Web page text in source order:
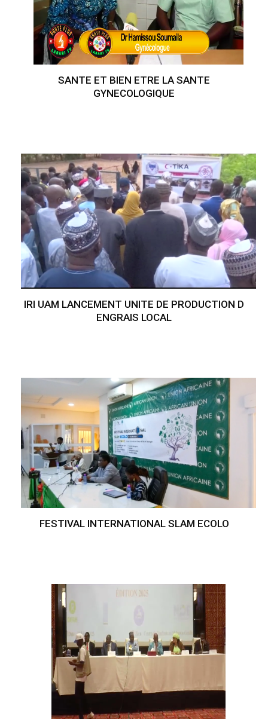
SANTE ET BIEN ETRE LA SANTE
GYNECOLOGIQUE
IRI UAM LANCEMENT UNITE DE PRODUCTION D
ENGRAIS LOCAL
FESTIVAL INTERNATIONAL SLAM ECOLO